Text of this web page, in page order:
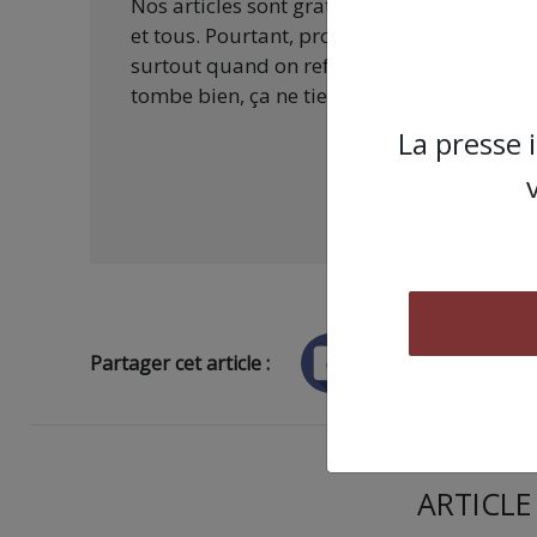
et tous. Pourtant, produire une
surtout quand on refuse d’être aux ordres
tombe bien, ça ne tient qu’à vous :
Partager cet article :
La